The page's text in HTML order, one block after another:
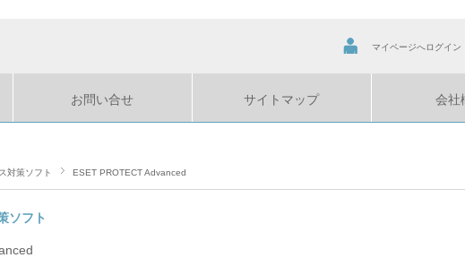
マイページへログイン
お問い合せ サイトマップ 会社
対策ソフト ESET PROTECT Advanced
ソフト